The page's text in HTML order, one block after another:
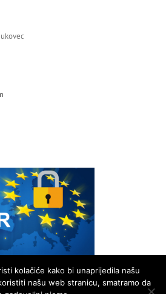
kolačiće kako bi unaprijedila našu
našu web stranicu, smatramo da